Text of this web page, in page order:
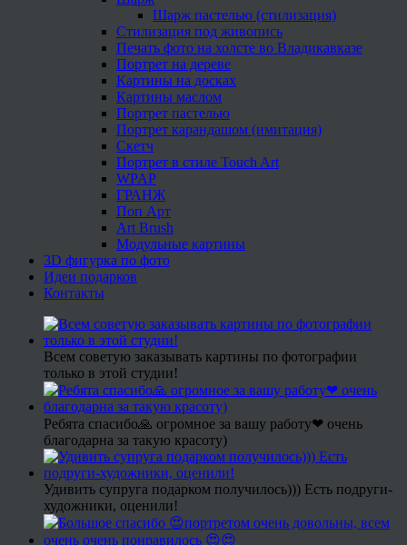
Шарж пастелью (стилизация)
Стилизация под живопись
Печать фото на холсте во Владикавказе
Портрет на дереве
Картины на досках
Картины маслом
Портрет пастелью
Портрет карандашом (имитация)
Скетч
Портрет в стиле Touch Art
WPAP
ГРАНЖ
Поп Арт
Art Brush
Модульные картины
3D фигурка по фото
Идеи подарков
Контакты
Всем советую заказывать картины по фотографии
только в этой студии!
Ребята спасибо🙏 огромное за вашу работу❤ очень
благодарна за такую красоту)
Удивить супруга подарком получилось))) Есть подруги-
художники, оценили!